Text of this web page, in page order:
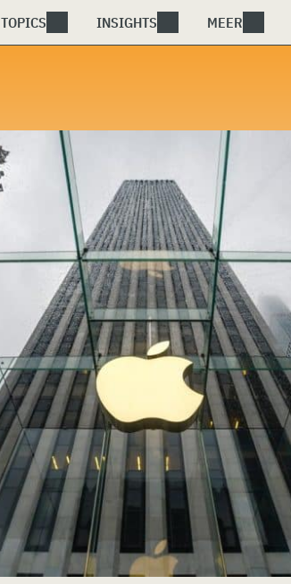
TOPICS INSIGHTS MEER